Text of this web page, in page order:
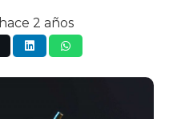
hace 2 años